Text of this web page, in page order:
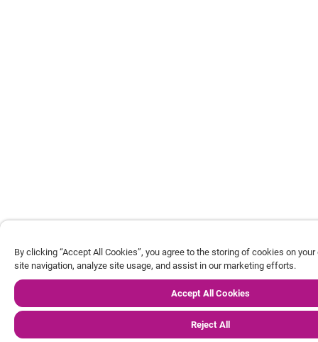
By clicking “Accept All Cookies”, you agree to the storing of cookies on
site navigation, analyze site usage, and assist in our marketing efforts.
Accept All Cookies
Reject All